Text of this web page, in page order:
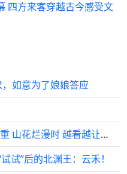
四方来客穿越古今感受文
如意为了娘娘答应
在这部剧中感受到了满满的尊重 山花烂漫时 越看越让人着迷 让人
试”后的北渊王：云禾！